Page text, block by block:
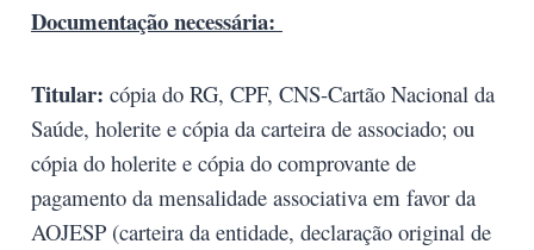
Documentação necessária:
Titular: cópia do RG, CPF, CNS-Cartão Nacional da
Saúde, holerite e cópia da carteira de associado; ou
cópia do holerite e cópia do comprovante de
pagamento da mensalidade associativa em favor da
AOJESP (carteira da entidade, declaração original de